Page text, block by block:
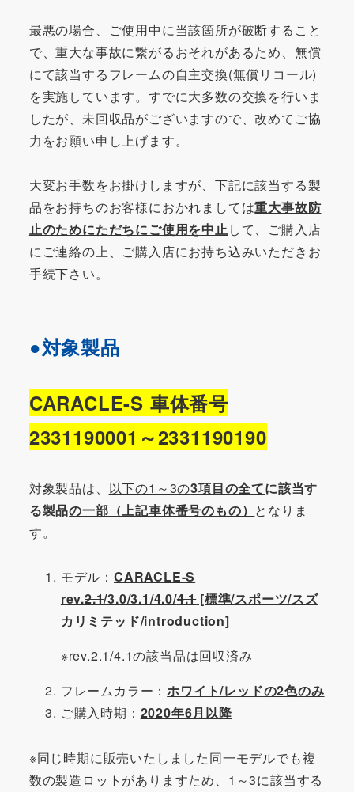
最悪の場合、ご使用中に当該箇所が破断すること
で、重大な事故に繋がるおそれがあるため、無償
にて該当するフレームの自主交換(無償リコール)
を実施しています。すでに大多数の交換を行いま
したが、未回収品がございますので、改めてご協
力をお願い申し上げます。
大変お手数をお掛けしますが、下記に該当する製
品をお持ちのお客様におかれましては重大事故防
止のためにただちにご使用を中止して、ご購入店
にご連絡の上、ご購入店にお持ち込みいただきお
手続下さい。
●対象製品
CARACLE-S 車体番号
2331190001～2331190190
対象製品は、 以下の1～3の3項目の全てに該当す
る製品の一部（上記車体番号のもの） となりま
す。
モデル： CARACLE-S
rev.2.1/3.0/3.1/4.0/4.1[標準/スポーツ/スズ
カリミテッド/introduction]
※rev.2.1/4.1の該当品は回収済み
フレームカラー：ホワイト/レッドの2色のみ
ご購入時期： 2020年6月以降
※同じ時期に販売いたしました同一モデルでも複
数の製造ロットがありますため、1～3に該当する